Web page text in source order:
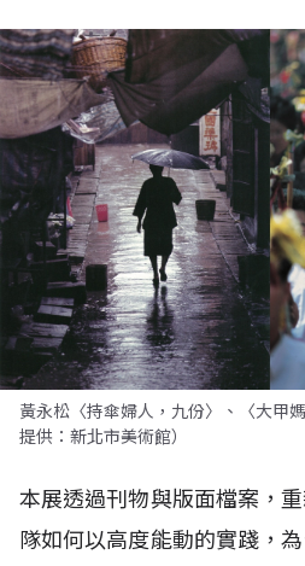
黃永松〈持傘婦人，九份〉、〈大甲
提供：新北市美術館）
本展透過刊物與版面檔案，
隊如何以高度能動的實踐，